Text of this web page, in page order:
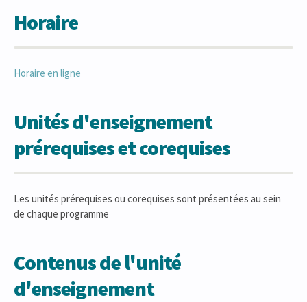
Horaire
Horaire en ligne
Unités d'enseignement
prérequises et corequises
Les unités prérequises ou corequises sont présentées au sein
de chaque programme
Contenus de l'unité
d'enseignement